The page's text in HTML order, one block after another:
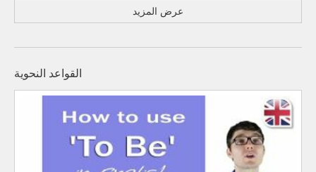
عرض المزيد
القواعد النحوية